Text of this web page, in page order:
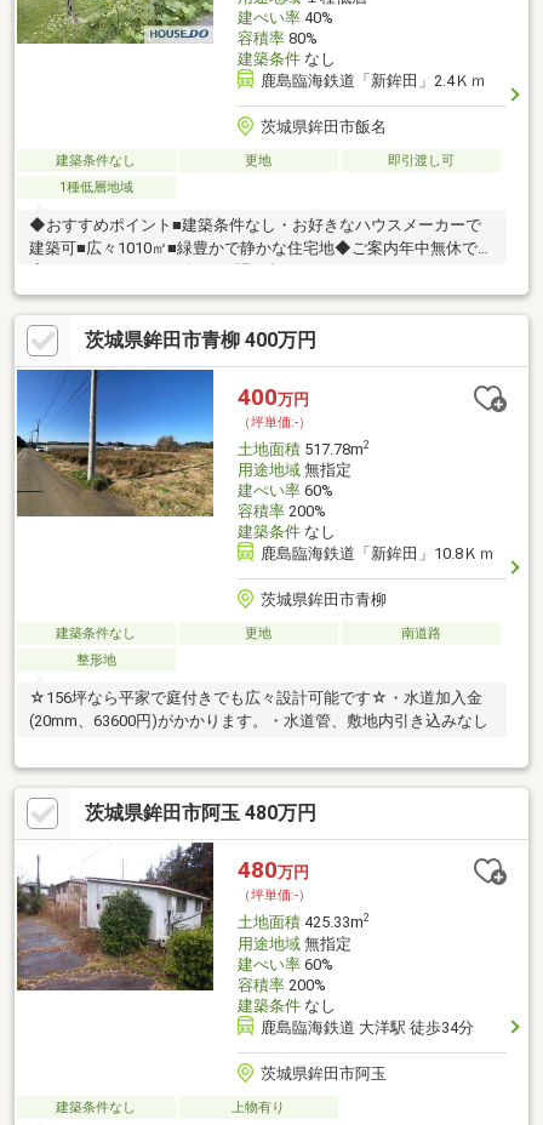
建ぺい率40%
容積率80%
建築条件なし
鹿島臨海鉄道「新鉾田」2.4Ｋｍ
茨城県鉾田市飯名
建築条件なし 更地
即引渡し可
1種低層地域
◆おすすめポイント■建築条件なし・お好きなハウスメーカーで
建築可■広々1010㎡■緑豊かで静かな住宅地◆ご案内年中無休で対
茨城県鉾田市青柳 400万円
400万円
（坪単価:-）
土地面積517.78m2
用途地域無指定
建ぺい率60%
容積率200%
建築条件なし
鹿島臨海鉄道「新鉾田」10.8Ｋｍ
茨城県鉾田市青柳
建築条件なし 更地
南道路
整形地
☆156坪なら平家で庭付きでも広々設計可能です☆・水道加入金
(20mm、63600円)がかかります。・水道管、敷地内引き込みなし
茨城県鉾田市阿玉 480万円
480万円
（坪単価:-）
土地面積425.33m2
用途地域無指定
建ぺい率60%
容積率200%
建築条件なし
鹿島臨海鉄道 大洋駅 徒歩34分
茨城県鉾田市阿玉
建築条件なし 上物有り